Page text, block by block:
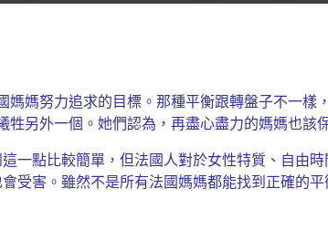
媽媽努力追求的目標。那種平衡跟轉盤子不一
牲另外一個。她們認為，再盡心盡力的媽媽也該
一點比較簡單，但法國人對於女性特質、自由
受害。雖然不是所有法國媽媽都能找到正確的